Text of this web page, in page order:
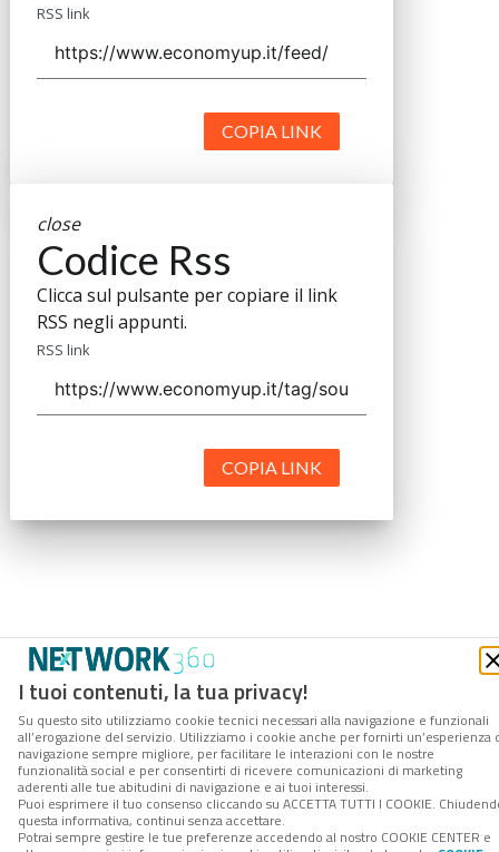
I tuoi contenuti, la tua privacy!
Su questo sito utilizziamo cookie tecnici necessari alla navigazione e funzionali
all’erogazione del servizio. Utilizziamo i cookie anche per fornirti un’esperienza
navigazione sempre migliore, per facilitare le interazioni con le nostre
funzionalità social e per consentirti di ricevere comunicazioni di marketing
aderenti alle tue abitudini di navigazione e ai tuoi interessi.
Puoi esprimere il tuo consenso cliccando su ACCETTA TUTTI I COOKIE.
questa informativa, continui senza accettare.
Potrai sempre gestire le tue preferenze accedendo al nostro COOKIE CENTER e
RSS link
COPIA LINK
close
Codice Rss
Clicca sul pulsante per copiare il link
RSS negli appunti.
RSS link
COPIA LINK